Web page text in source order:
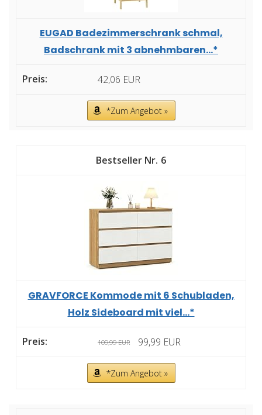
EUGAD Badezimmerschrank schmal,
Badschrank mit 3 abnehmbaren...*
42,06 EUR
*Zum Angebot »
6
GRAVFORCE Kommode mit 6 Schubladen,
Holz Sideboard mit viel...*
109,99 EUR 99,99 EUR
*Zum Angebot »